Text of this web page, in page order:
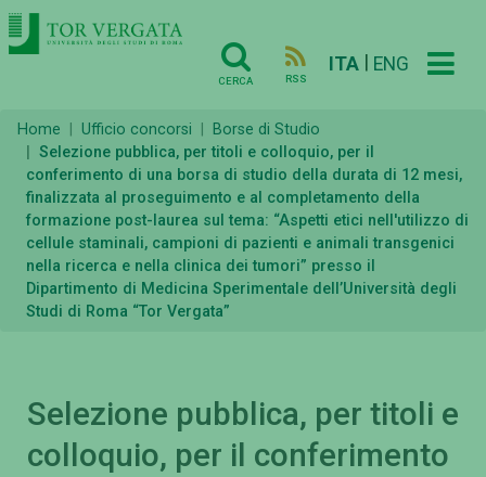
CERCA RSS
ITA ENG
Home Ufficio concorsi
Borse di Studio
Selezione pubblica, per titoli e colloquio, per il
conferimento di una borsa di studio della durata di 12 mesi,
finalizzata al proseguimento e al completamento della
formazione post-laurea sul tema: “Aspetti etici nell'utilizzo di
cellule staminali, campioni di pazienti e animali transgenici
nella ricerca e nella clinica dei tumori” presso il
Dipartimento di Medicina Sperimentale dell’Università degli
Studi di Roma “Tor Vergata”
Selezione pubblica, per titoli e
colloquio, per il conferimento